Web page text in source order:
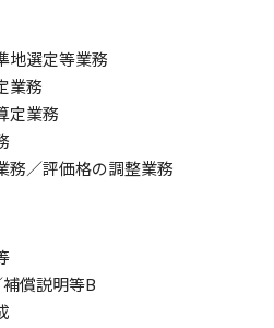
地選定等業務
業務
定業務
務／評価格の調整業務
償説明等B